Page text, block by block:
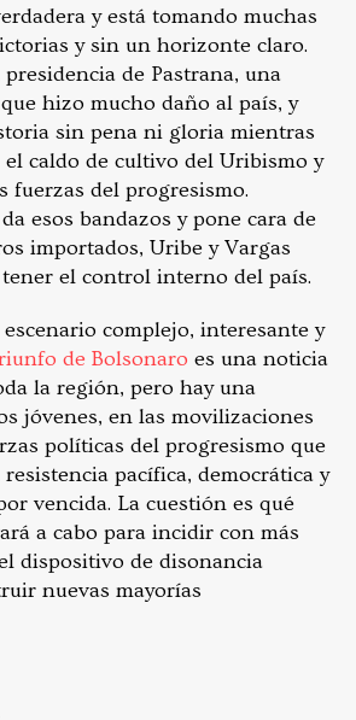
y está tomando muchas
y sin un horizonte claro.
de Pastrana, una
hizo mucho daño al país, y
sin pena ni gloria mientras
caldo de cultivo del Uribismo y
fuerzas del progresismo.
esos bandazos y pone cara de
importados, Uribe y Vargas
el control interno del país.
complejo, interesante y
de Bolsonaro es una noticia
la región, pero hay una
jóvenes, en las movilizaciones
políticas del progresismo que
pacífica, democrática y
vencida. La cuestión es qué
a cabo para incidir con más
dispositivo de disonancia
nuevas mayorías